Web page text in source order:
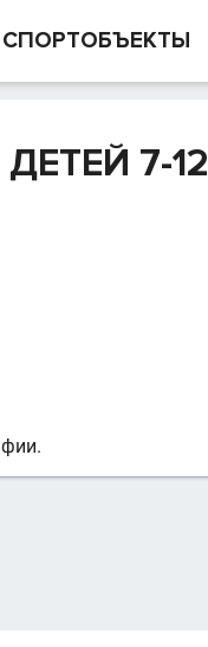
СПОРТОБЪЕКТЫ
7-12